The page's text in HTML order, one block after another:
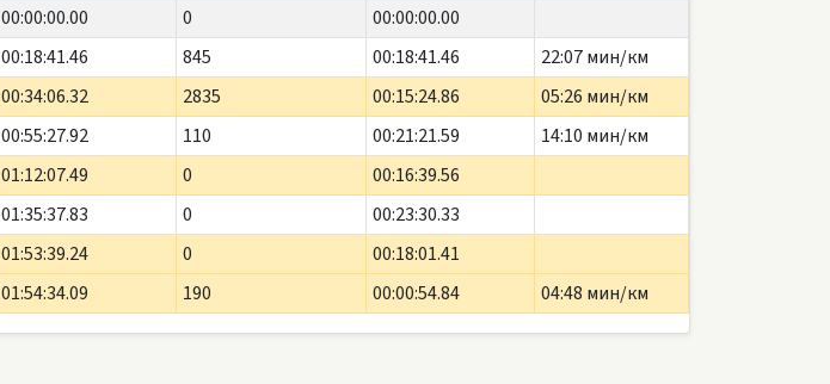
00:00:00.00 0 00:00:00.00
00:18:41.46 845 00:18:41.46 22:07 мин/км
00:34:06.32 2835 00:15:24.86 05:26 мин/км
00:55:27.92 110 00:21:21.59 14:10 мин/км
01:12:07.49 0 00:16:39.56
01:35:37.83 0 00:23:30.33
01:53:39.24 0 00:18:01.41
01:54:34.09 190 00:00:54.84 04:48 мин/км